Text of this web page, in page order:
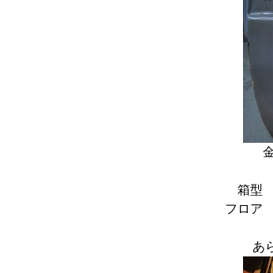
箱
フロ
あ